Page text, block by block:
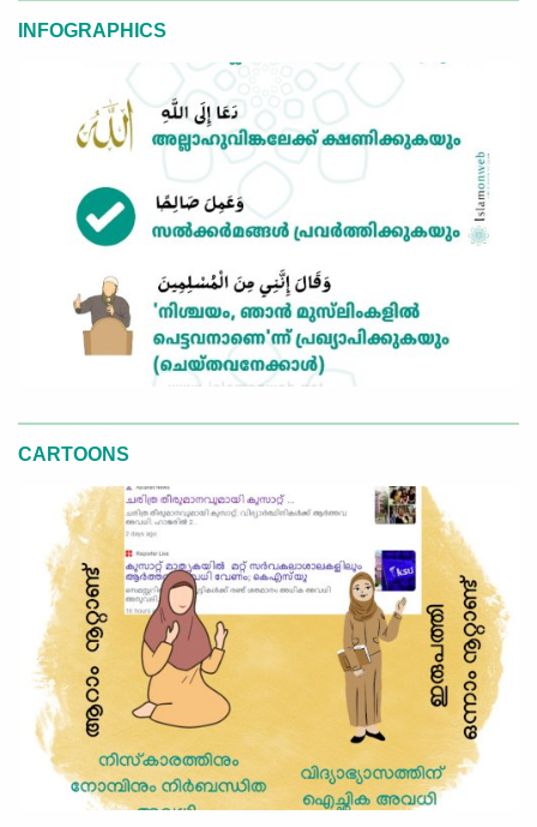
INFOGRAPHICS
CARTOONS